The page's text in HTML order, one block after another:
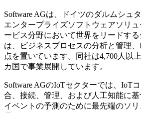
Software AGは、ドイツのダルムシュ
エンタープライズソフトウェアソリ
ービス分野において世界をリードす
は、ビジネスプロセスの分析と管理
点を置いています。同社は4,700人以
カ国で事業展開しています。
Software AGのIoTセクターでは、IoT
合、接続、管理、および人工知能に
イベントの予測のために最先端のソ